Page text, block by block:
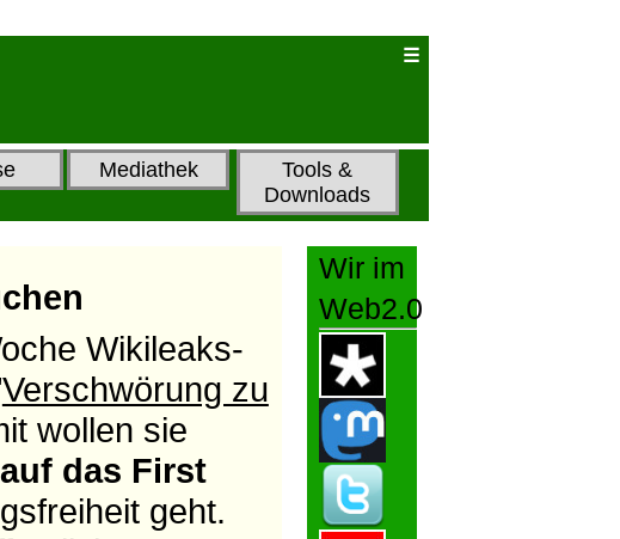
Mediathek
Tools &
Downloads
Wikileaks-
Verschwörung zu
wollen sie
das First
geht.
Wir im
Web2.0